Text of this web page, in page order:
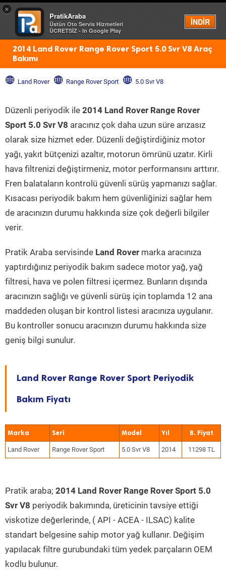
×
PratikAraba
Üstün Oto Servis Hizmetleri
ÜCRETSİZ - In Google Play
İNDİR
Menü
2014 Land Rover Range Rover Sport 5.0 Svr V8 Araç
Bakımı
Land Rover Range Rover Sport 5.0 Svr V8
Düzenli periyodik ile 2014 Land Rover Range Rover
Sport 5.0 Svr V8 aracınız çok daha uzun süre arızasız
olarak size hizmet eder. Düzenli değiştirdiğiniz motor
yağı, yakıt bütçenizi azaltır, motorun ömrünü uzatır. Kirli
hava filtrenizi değiştirmeniz, motor performansını arttırır.
Fren balataların kontrolü güvenli sürüş yapmanızı sağlar.
Kısacası periyodik bakım hem güvenliğinizi sağlar hem
de aracınızın durumu hakkında size çok değerli bilgiler
verir.
Pratik Araba servisinde Land Rover marka aracınıza
yaptırdığınız periyodik bakım sadece motor yağ, yağ
filtresi, hava ve polen filtresi içermez. Bunların dışında
aracınızın sağlığı ve güvenli sürüş için toplamda 12 ana
maddeden oluşan bir kontrol listesi aracınıza uygulanır.
Bu kontroller sonucu aracınızın durumu hakkında size
geniş bilgi sunulur.
Land Rover Range Rover Sport Periyodik
Bakım Fiyatı
Marka Seri Model Yıl
Land Rover Range Rover Sport 5.0 Svr V8 2014 11298 TL
Pratik araba; 2014 Land Rover Range Rover Sport 5.0
Svr V8 periyodik bakımında, üreticinin tavsiye ettiği
viskotize değerlerinde, ( API - ACEA - ILSAC) kalite
standart belgesine sahip motor yağ kullanır. Değişim
yapılacak filtre gurubundaki tüm yedek parçaların OEM
kodlu bulunur.